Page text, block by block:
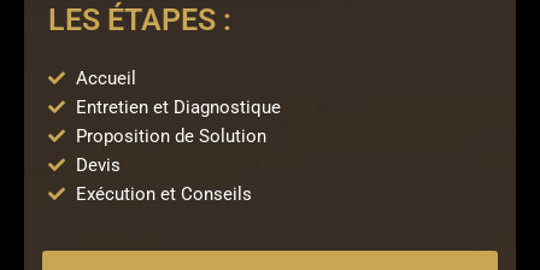
LES ÉTAPES :
Accueil
Entretien et Diagnostique
Proposition de Solution
Devis
Exécution et Conseils